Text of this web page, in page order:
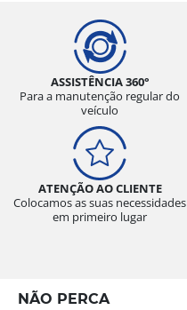
ASSISTÊNCIA 360°
Para a manutenção regular do
veículo
ATENÇÃO AO CLIENTE
Colocamos as suas necessidades
em primeiro lugar
NÃO PERCA